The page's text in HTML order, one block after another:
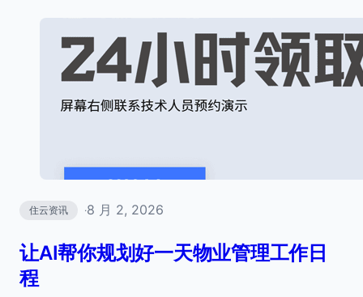
住云资讯 ·8 月 2, 2026
让AI帮你规划好一天物业管理工作日
程